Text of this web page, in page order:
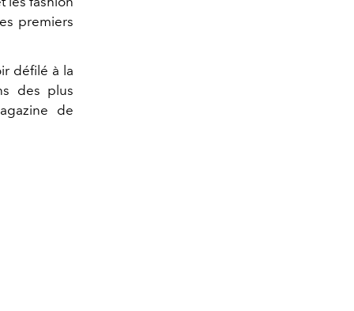
premiers
défilé à la
des plus
de